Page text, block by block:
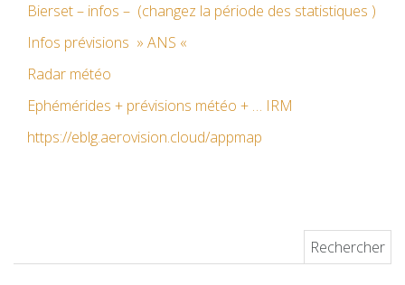
Bierset – infos – (changez la période des statistiques )
Infos prévisions » ANS «
Radar météo
Ephémérides + prévisions météo + … IRM
https://eblg.aerovision.cloud/appmap